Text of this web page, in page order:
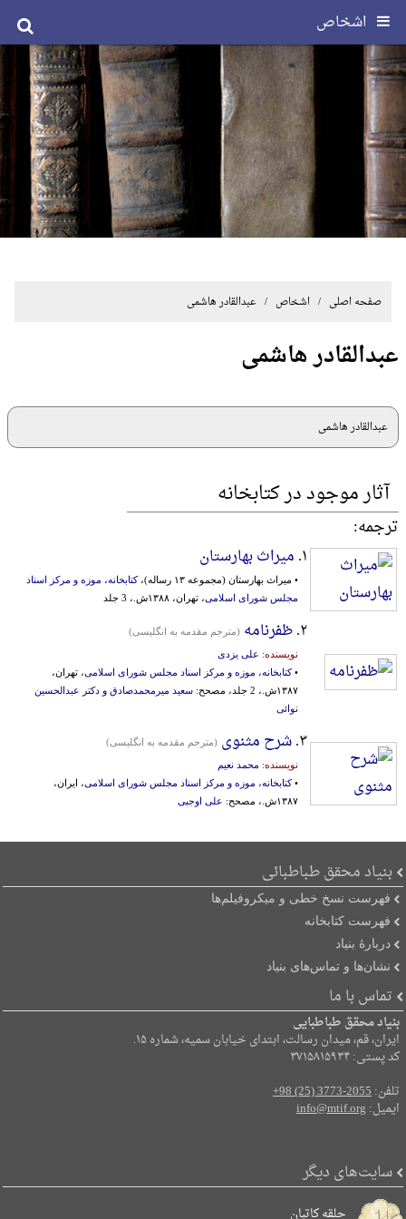
اشخاص
صفحه اصلی / اشخاص / عبدالقادر هاشمی
عبدالقادر هاشمی
عبدالقادر هاشمی
آثار موجود در کتابخانه
ترجمه:
۱. میراث بهارستان
• میراث بهارستان (مجموعه ۱۳ رساله)،
کتابخانه، موزه و مرکز اسناد
مجلس شورای اسلامی، تهران، ۱۳۸۸ش.، 3 جلد
۲. ظفرنامه (مترجم مقدمه به انگلیسی)
نویسنده: علی یزدی
•کتابخانه، موزه و مرکز اسناد مجلس شورای اسلامی، تهران،
۱۳۸۷ش.، 2 جلد، مصحح:
سعید میرمحمدصادق و دکتر عبدالحسین
نوائی
۳. شرح مثنوی (مترجم مقدمه به انگلیسی)
نویسنده: محمد نعیم
•کتابخانه، موزه و مرکز اسناد مجلس شورای اسلامی، ایران،
۱۳۸۷ش.، مصحح:
علی اوجبی
بنیاد محقق طباطبائی
فهرست نسخ خطی و میکروفیلم‌ها
فهرست کتابخانه
دربارۀ بنیاد
نشان‌ها و تماس‌های بنیاد
تماس با ما
بنیاد محقق طباطبایی
ایران، قم، میدان رسالت، ابتدای خیابان سمیه، شماره ۱۵.
کد پستی: ۳۷۱۵۸۱۵۹۳۴
تلفن:+98 (25) 3773-2055
ایمیل:info@mtif.org
سایت‌های دیگر
حلقه کاتبان